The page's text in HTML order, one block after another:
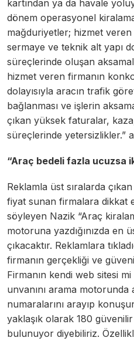
kartından ya da havale
dönem operasyonel
mağduriyetler; hizmet veren
sermaye ve teknik alt yapı
süreçlerinde oluşan
hizmet veren firmanın
dolayısıyla aracın trafik
bağlanması ve işlerin
çıkan yüksek faturalar,
süreçlerinde yetersizlikler.”
“Araç bedeli fazla ucuzsa
Reklamla üst sıralarda
fiyat sunan firmalara dikkat
söyleyen Nazik “Araç
motoruna yazdığınızda en
çıkacaktır. Reklamlara
firmanın gerçekliği ve
Firmanın kendi web sitesi
unvanını arama
numaralarını arayıp
yaklaşık olarak 180
bulunuyor diyebiliriz.